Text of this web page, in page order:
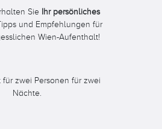
Sie Ihr persönliches
und Empfehlungen für
Wien-Aufenthalt!
für zwei Personen für zwei
Nächte.